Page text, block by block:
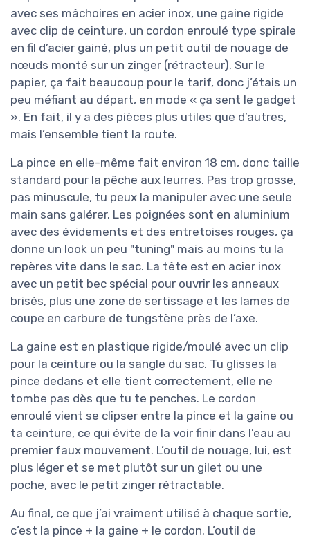
avec ses mâchoires en acier inox, une gaine rigide
avec clip de ceinture, un cordon enroulé type spirale
en fil d’acier gainé, plus un petit outil de nouage de
nœuds monté sur un zinger (rétracteur). Sur le
papier, ça fait beaucoup pour le tarif, donc j’étais un
peu méfiant au départ, en mode « ça sent le gadget
». En fait, il y a des pièces plus utiles que d’autres,
mais l’ensemble tient la route.
La pince en elle-même fait environ 18 cm, donc taille
standard pour la pêche aux leurres. Pas trop grosse,
pas minuscule, tu peux la manipuler avec une seule
main sans galérer. Les poignées sont en aluminium
avec des évidements et des entretoises rouges, ça
donne un look un peu "tuning" mais au moins tu la
repères vite dans le sac. La tête est en acier inox
avec un petit bec spécial pour ouvrir les anneaux
brisés, plus une zone de sertissage et les lames de
coupe en carbure de tungstène près de l’axe.
La gaine est en plastique rigide/moulé avec un clip
pour la ceinture ou la sangle du sac. Tu glisses la
pince dedans et elle tient correctement, elle ne
tombe pas dès que tu te penches. Le cordon
enroulé vient se clipser entre la pince et la gaine ou
ta ceinture, ce qui évite de la voir finir dans l’eau au
premier faux mouvement. L’outil de nouage, lui, est
plus léger et se met plutôt sur un gilet ou une
poche, avec le petit zinger rétractable.
Au final, ce que j’ai vraiment utilisé à chaque sortie,
c’est la pince + la gaine + le cordon. L’outil de